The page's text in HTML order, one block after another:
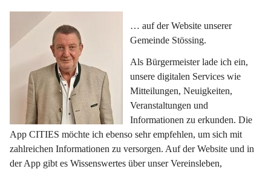
… auf der Website unserer
Gemeinde Stössing.
Als Bürgermeister lade ich ein,
unsere digitalen Services wie
Mitteilungen, Neuigkeiten,
Veranstaltungen und
Informationen zu erkunden. Die
App CITIES möchte ich ebenso sehr empfehlen, um sich mit
zahlreichen Informationen zu versorgen. Auf der Website und in
der App gibt es Wissenswertes über unser Vereinsleben,